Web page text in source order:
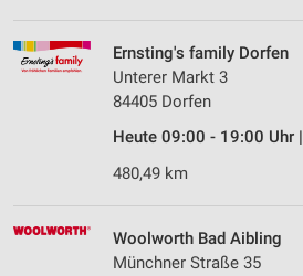
Ernsting's family Dorfen
Unterer Markt 3
84405 Dorfen
Heute 09:00 - 19:00 Uhr |
480,49 km
Woolworth Bad Aibling
Münchner Straße 35